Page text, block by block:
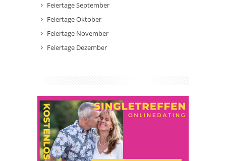
Feiertage September
Feiertage Oktober
Feiertage November
Feiertage Dezember